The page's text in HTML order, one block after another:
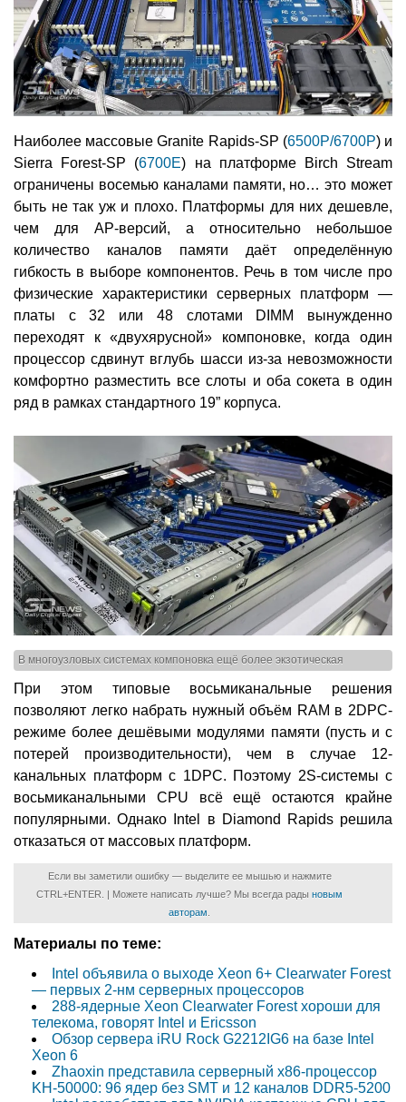
Наиболее массовые Granite Rapids-SP (6500P/6700P) и
Sierra Forest-SP (6700E) на платформе Birch Stream
ограничены восемью каналами памяти, но… это может
быть не так уж и плохо. Платформы для них дешевле,
чем для AP-версий, а относительно небольшое
количество каналов памяти даёт определённую
гибкость в выборе компонентов. Речь в том числе про
физические характеристики серверных платформ —
платы с 32 или 48 слотами DIMM вынужденно
переходят к «двухярусной» компоновке, когда один
процессор сдвинут вглубь шасси из-за невозможности
комфортно разместить все слоты и оба сокета в один
ряд в рамках стандартного 19” корпуса.
В многоузловых системах компоновка ещё более экзотическая
При этом типовые восьмиканальные решения
позволяют легко набрать нужный объём RAM в 2DPC-
режиме более дешёвыми модулями памяти (пусть и с
потерей производительности), чем в случае 12-
канальных платформ с 1DPC. Поэтому 2S-системы с
восьмиканальными CPU всё ещё остаются крайне
популярными. Однако Intel в Diamond Rapids решила
отказаться от массовых платформ.
Если вы заметили ошибку — выделите ее мышью и нажмите
CTRL+ENTER. | Можете написать лучше? Мы всегда рады новым
авторам
Материалы по теме:
Intel объявила о выходе Xeon 6+ Clearwater Forest
— первых 2-нм серверных процессоров
288-ядерные Xeon Clearwater Forest хороши для
телекома, говорят Intel и Ericsson
Обзор сервера iRU Rock G2212IG6 на базе Intel
Xeon 6
Zhaoxin представила серверный x86-процессор
KH-50000: 96 ядер без SMT и 12 каналов DDR5-5200